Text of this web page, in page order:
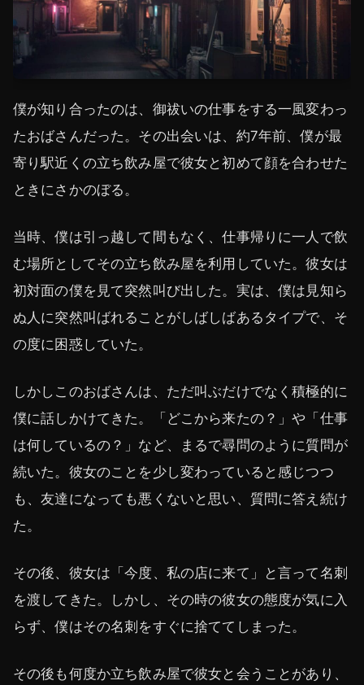
僕が知り合ったのは、御祓いの仕事をする一風変わっ
たおばさんだった。その出会いは、約7年前、僕が最
寄り駅近くの立ち飲み屋で彼女と初めて顔を合わせた
ときにさかのぼる。
当時、僕は引っ越して間もなく、仕事帰りに一人で飲
む場所としてその立ち飲み屋を利用していた。彼女は
初対面の僕を見て突然叫び出した。実は、僕は見知ら
ぬ人に突然叫ばれることがしばしばあるタイプで、そ
の度に困惑していた。
しかしこのおばさんは、ただ叫ぶだけでなく積極的に
僕に話しかけてきた。「どこから来たの？」や「仕事
は何しているの？」など、まるで尋問のように質問が
続いた。彼女のことを少し変わっていると感じつつ
も、友達になっても悪くないと思い、質問に答え続け
た。
その後、彼女は「今度、私の店に来て」と言って名刺
を渡してきた。しかし、その時の彼女の態度が気に入
らず、僕はその名刺をすぐに捨ててしまった。
その後も何度か立ち飲み屋で彼女と会うことがあり、